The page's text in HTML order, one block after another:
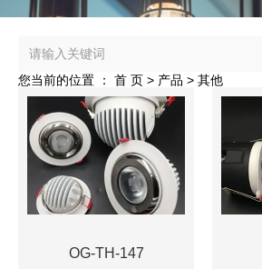
ENGLISH
您当前的位置 ： 首 页 > 产品 > 其他
OG-TH-147